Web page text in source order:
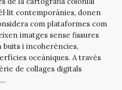
contemporànies, donen
com plataformes com
imatges sense fissures
i incoherències,
oceàniques. A través
de collages digitals